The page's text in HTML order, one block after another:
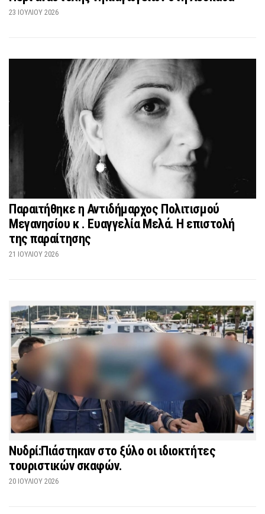
23 ΙΟΥΛΊΟΥ 2026
Παραιτήθηκε η Αντιδήμαρχος Πολιτισμού
Μεγανησίου κ . Ευαγγελία Μελά. Η επιστολή
της παραίτησης
21 ΙΟΥΛΊΟΥ 2026
Νυδρί:Πιάστηκαν στο ξύλο οι ιδιοκτήτες
τουριστικών σκαφών.
20 ΙΟΥΛΊΟΥ 2026